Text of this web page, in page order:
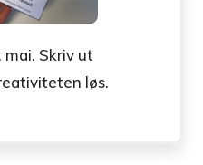
Skriv ut
løs.